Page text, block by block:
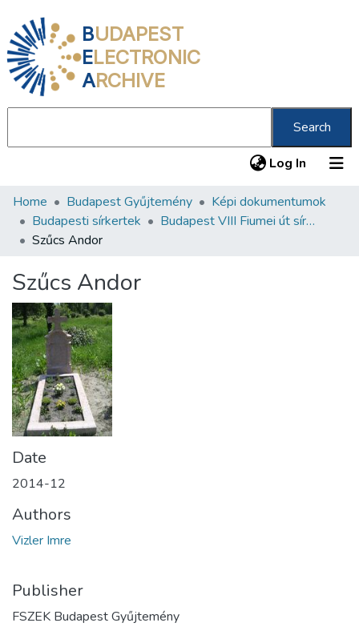
BUDAPEST
ELECTRONIC
ARCHIVE
Search
Log In (current)
Communities & Collections
All of DSpace
About us
Home Budapest Gyűjtemény
Képi dokumentumok
Budapesti sírkertek
Budapest VIII Fiumei út sírkert 2. rész
Szűcs Andor
Szűcs Andor
Date
2014-12
Authors
Vizler Imre
Publisher
FSZEK Budapest Gyűjtemény